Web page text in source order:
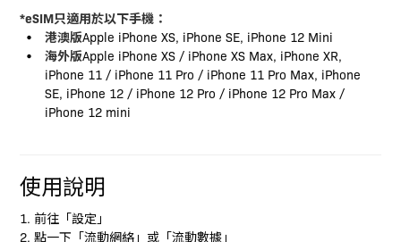
*eSIM只適用於以下手機：
港澳版Apple iPhone XS, iPhone SE, iPhone 12 Mini
海外版Apple iPhone XS / iPhone XS Max, iPhone XR,
iPhone 11 / iPhone 11 Pro / iPhone 11 Pro Max, iPhone
SE, iPhone 12 / iPhone 12 Pro / iPhone 12 Pro Max /
iPhone 12 mini
使用說明
1. 前往「設定」
2. 點一下「流動網絡」或「流動數據」